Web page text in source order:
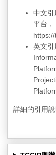
中文
平台，
英文
詳細的引用